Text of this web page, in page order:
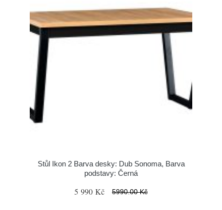
Stůl Ikon 2 Barva desky: Dub Sonoma, Barva
podstavy: Černá
5 990 Kč 5990.00 Kč